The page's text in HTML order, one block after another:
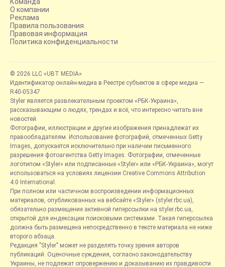
О компании
Реклама
Правила пользования
Правовая информация
Политика конфиденциальности
© 2026 LLC «UBT MEDIA»
Идентификатор онлайн-медиа в Реестре субъектов в сфере медиа —
R40-05347
Styler является развлекательным проектом «РБК-Украина»,
рассказывающим о людях, трендах и всё, что интересно читать вне
новостей.
Фотографии, иллюстрации и другие изображения принадлежат их
правообладателям. Использование фотографий, отмеченных Getty
Images, допускается исключительно при наличии письменного
разрешения фотоагентства Getty Images. Фотографии, отмеченные
логотипом «Styler» или подписанные «Styler» или «РБК-Украина», могут
использоваться на условиях лицензии Creative Commons Attribution
4.0 International.
При полном или частичном воспроизведении информационных
материалов, опубликованных на вебсайте «Styler» (styler.rbc.ua),
обязательно размещение активной гиперссылки на styler.rbc.ua,
открытой для индексации поисковыми системами. Такая гиперссылка
должна быть размещена непосредственно в тексте материала не ниже
второго абзаца.
Редакция "Styler" может не разделять точку зрения авторов
публикаций. Оценочные суждения, согласно законодательству
Украины, не подлежат опровержению и доказыванию их правдивости.